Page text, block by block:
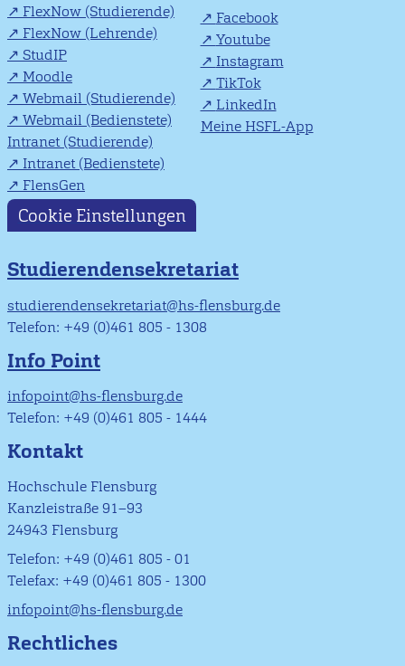
FlexNow (Studierende)
FlexNow (Lehrende)
StudIP
Moodle
Webmail (Studierende)
Webmail (Bedienstete)
Intranet (Studierende)
Intranet (Bedienstete)
FlensGen
Facebook
Youtube
Instagram
TikTok
LinkedIn
Meine HSFL-App
Cookie Einstellungen
Studierendensekretariat
studierendensekretariat@hs-flensburg.de
Telefon: +49 (0)461 805 - 1308
Info Point
infopoint@hs-flensburg.de
Telefon: +49 (0)461 805 - 1444
Kontakt
Hochschule Flensburg
Kanzleistraße 91–93
24943 Flensburg
Telefon: +49 (0)461 805 - 01
Telefax: +49 (0)461 805 - 1300
infopoint@hs-flensburg.de
Rechtliches